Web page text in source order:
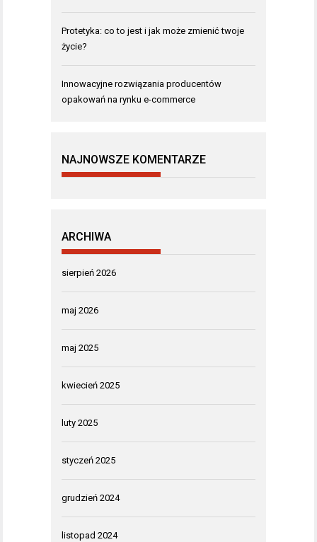
Protetyka: co to jest i jak może zmienić twoje
życie?
Innowacyjne rozwiązania producentów
opakowań na rynku e-commerce
NAJNOWSZE KOMENTARZE
ARCHIWA
sierpień 2026
maj 2026
maj 2025
kwiecień 2025
luty 2025
styczeń 2025
grudzień 2024
listopad 2024